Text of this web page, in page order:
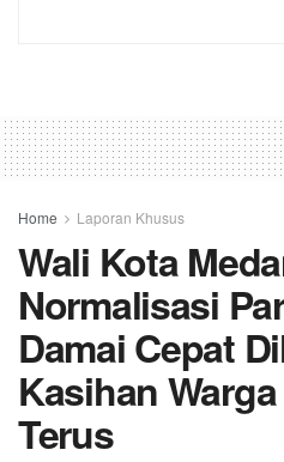
Home Laporan Khusus
Wali Kota
Normalisasi
Damai Cepat
Kasihan
Terus